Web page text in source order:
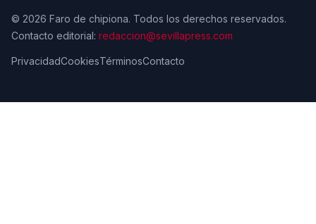
© 2026 Faro de chipiona. Todos los derechos reservados.
Contacto editorial: redaccion@sevillapress.com
PrivacidadCookiesTérminosContacto